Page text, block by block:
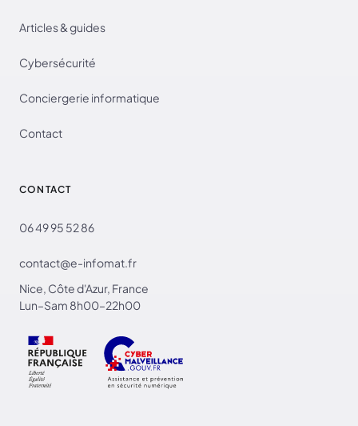
Articles & guides
Cybersécurité
Conciergerie informatique
Contact
CONTACT
06 49 95 52 86
contact@e-infomat.fr
Nice, Côte d'Azur, France
Lun–Sam 8h00–22h00